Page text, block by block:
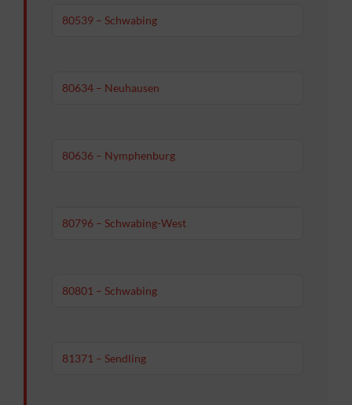
80539 – Schwabing
80634 – Neuhausen
80636 – Nymphenburg
80796 – Schwabing-West
80801 – Schwabing
81371 – Sendling